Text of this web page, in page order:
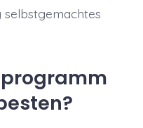
selbstgemachtes